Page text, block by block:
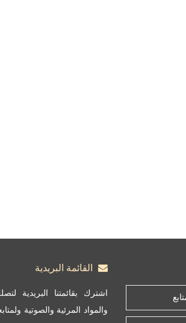
القائمة البريدية
اشترك بقائمتنا البريدية
والمواد المرئية والصوتية